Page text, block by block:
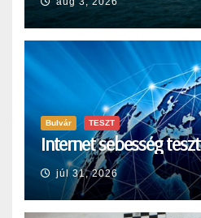
Bulvár TESZT
Internet sebesség teszt
júl 31, 2026